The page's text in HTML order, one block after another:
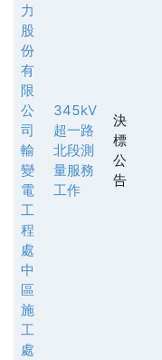
力
股
份
有
限
公
司
輸
變
電
工
程
處
中
區
施
工
處
345kV
超一路
北段測
量服務
工作
決
標
公
告